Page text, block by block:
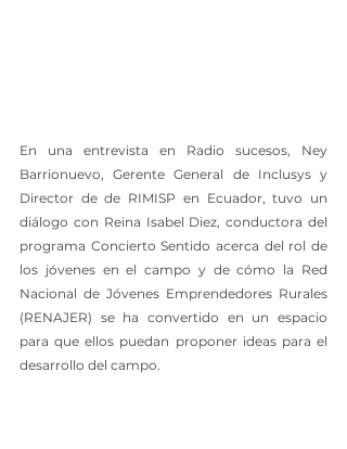
En una entrevista en Radio sucesos, Ney
Barrionuevo, Gerente General de Inclusys y
Director de de RIMISP en Ecuador, tuvo un
diálogo con Reina Isabel Diez, conductora del
programa Concierto Sentido acerca del rol de
los jóvenes en el campo y de cómo la Red
Nacional de Jóvenes Emprendedores Rurales
(RENAJER) se ha convertido en un espacio
para que ellos puedan proponer ideas para el
desarrollo del campo.